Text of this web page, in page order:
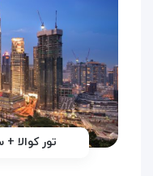
تور کوالا + سنگاپور ۸